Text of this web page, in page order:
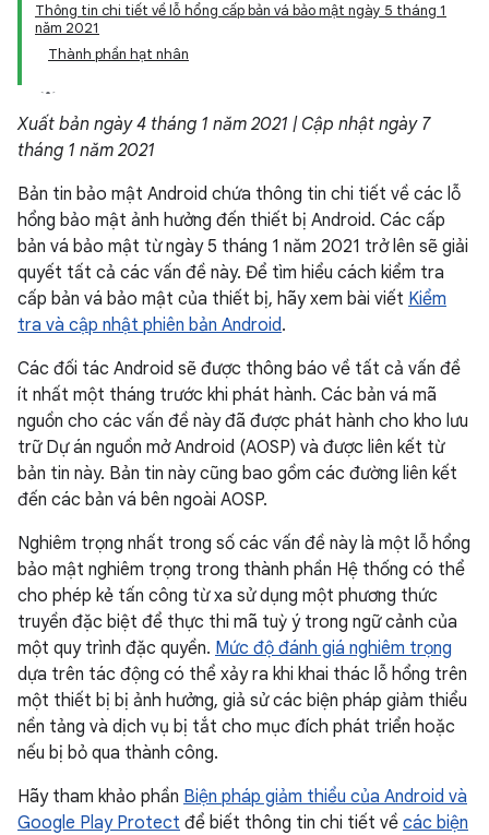
Thông tin chi tiết về lỗ hổng cấp bản vá bảo mật ngày 5 tháng 1
năm 2021
Thành phần hạt nhân
Xuất bản ngày 4 tháng 1 năm 2021 | Cập nhật ngày 7
tháng 1 năm 2021
Bản tin bảo mật Android chứa thông tin chi tiết về các lỗ
hổng bảo mật ảnh hưởng đến thiết bị Android. Các cấp
bản vá bảo mật từ ngày 5 tháng 1 năm 2021 trở lên sẽ giải
quyết tất cả các vấn đề này. Để tìm hiểu cách kiểm tra
cấp bản vá bảo mật của thiết bị, hãy xem bài viết Kiểm
tra và cập nhật phiên bản Android.
Các đối tác Android sẽ được thông báo về tất cả vấn đề
ít nhất một tháng trước khi phát hành. Các bản vá mã
nguồn cho các vấn đề này đã được phát hành cho kho lưu
trữ Dự án nguồn mở Android (AOSP) và được liên kết từ
bản tin này. Bản tin này cũng bao gồm các đường liên kết
đến các bản vá bên ngoài AOSP.
Nghiêm trọng nhất trong số các vấn đề này là một lỗ hổng
bảo mật nghiêm trọng trong thành phần Hệ thống có thể
cho phép kẻ tấn công từ xa sử dụng một phương thức
truyền đặc biệt để thực thi mã tuỳ ý trong ngữ cảnh của
một quy trình đặc quyền. Mức độ đánh giá nghiêm trọng
dựa trên tác động có thể xảy ra khi khai thác lỗ hổng trên
một thiết bị bị ảnh hưởng, giả sử các biện pháp giảm thiểu
nền tảng và dịch vụ bị tắt cho mục đích phát triển hoặc
nếu bị bỏ qua thành công.
Hãy tham khảo phần Biện pháp giảm thiểu của Android và
Google Play Protect để biết thông tin chi tiết về các biện